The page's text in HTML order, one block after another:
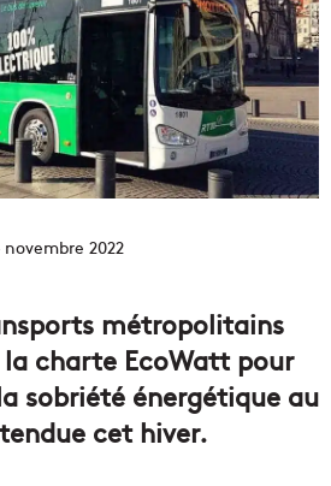
novembre 2022
métropolitains
la charte EcoWatt pour
sobriété énergétique au
cet hiver.